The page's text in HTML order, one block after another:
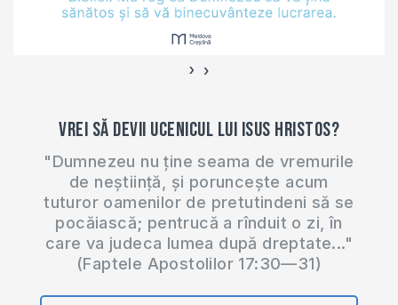
Dumnezeu, se
‹ ›
Vrei să devii ucenicul lui Isus Hristos?
"Dumnezeu nu ține seama de vremurile
de neștiință, și poruncește acum
tuturor oamenilor de pretutindeni să se
pocăiască; pentrucă a rînduit o zi, în
care va judeca lumea după dreptate..."
(Faptele Apostolilor 17:30—31)